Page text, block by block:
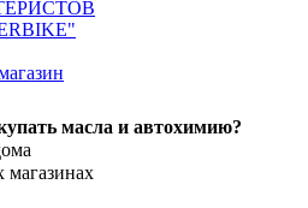
масла и автохимию?
магазинах